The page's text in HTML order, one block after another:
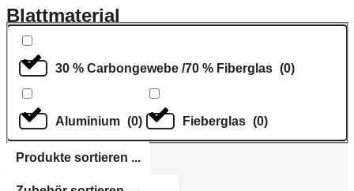
Blattmaterial
30 % Carbongewebe /70 % Fiberglas (0)
Aluminium (0) Fieberglas (0)